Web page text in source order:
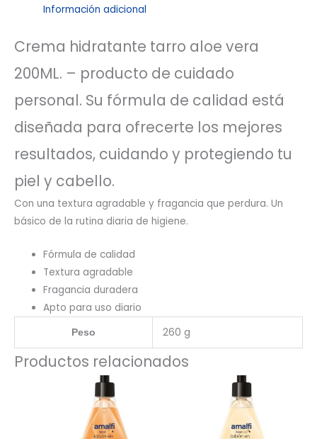
Información adicional
Crema hidratante tarro aloe vera
200ML. – producto de cuidado
personal. Su fórmula de calidad está
diseñada para ofrecerte los mejores
resultados, cuidando y protegiendo tu
piel y cabello.
Con una textura agradable y fragancia que perdura. Un
básico de la rutina diaria de higiene.
Fórmula de calidad
Textura agradable
Fragancia duradera
Apto para uso diario
Peso 260 g
Productos relacionados